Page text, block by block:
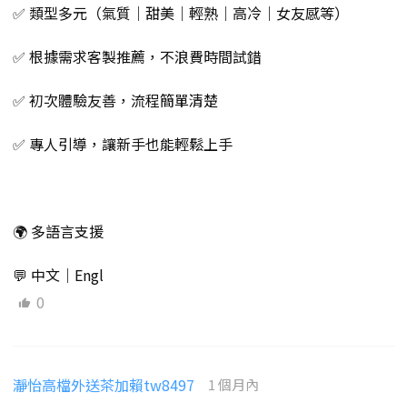
✅ 類型多元（氣質｜甜美｜輕熟｜高冷｜女友感等）
✅ 根據需求客製推薦，不浪費時間試錯
✅ 初次體驗友善，流程簡單清楚
✅ 專人引導，讓新手也能輕鬆上手
🌍 多語言支援
💬 中文｜Engl
0
瀞怡高檔外送茶加賴tw8497 1 個月內